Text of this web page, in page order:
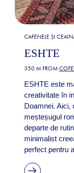
CAFENELE ȘI
ESHTE
350 M FROM
ESHTE este
creativitate în
Doamnei. Aici,
meșteșugul
departe de
minimalist
perfect pentru